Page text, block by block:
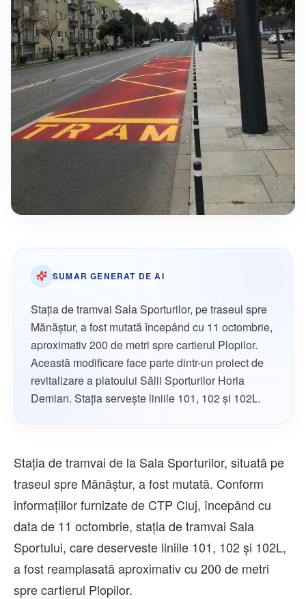
SUMAR GENERAT DE AI
Stația de tramvai Sala Sporturilor, pe traseul spre
Mănăștur, a fost mutată începând cu 11 octombrie,
aproximativ 200 de metri spre cartierul Plopilor.
Această modificare face parte dintr-un proiect de
revitalizare a platoului Sălii Sporturilor Horia
Demian. Stația servește liniile 101, 102 și 102L.
Stația de tramvai de la Sala Sporturilor, situată pe
traseul spre Mănăștur, a fost mutată. Conform
informațiilor furnizate de CTP Cluj, începând cu
data de 11 octombrie, stația de tramvai Sala
Sportului, care deserveste liniile 101, 102 și 102L,
a fost reamplasată aproximativ cu 200 de metri
spre cartierul Plopilor.